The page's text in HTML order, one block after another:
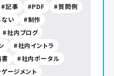
記事 PDF
質問例
ない
制作
社内ブログ
社内イントラ
社内ポータル
ージメント